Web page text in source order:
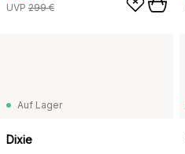
UVP 299 €
Auf Lager
Dixie